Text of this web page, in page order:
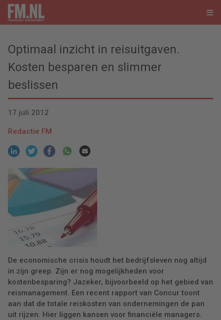
Optimaal inzicht in reisuitgaven.
Kosten besparen en slimmer
beslissen
17 juli 2012
Redactie FM
De economische crisis houdt het bedrijfsleven nog altijd
in zijn greep. Zijn er nog mogelijkheden voor
kostenbesparing? Jazeker, bijvoorbeeld op het gebied van
reismanagement. Een recent rapport van Concur toont
aan dat de totale reiskosten van ondernemingen de pan
uit rijzen. Hier liggen kansen voor financiële managers.